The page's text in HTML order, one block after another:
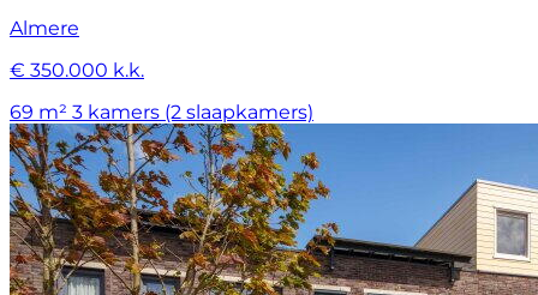
Almere
€ 350.000 k.k.
69 m² 3 kamers (2 slaapkamers)